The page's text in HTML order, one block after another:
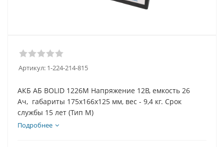
Артикул: 1-224-214-815
АКБ АБ BOLID 1226М Напряжение 12В, емкость 26
Ач, габариты 175х166х125 мм, вес - 9,4 кг. Срок
службы 15 лет (Тип М)
Подробнее